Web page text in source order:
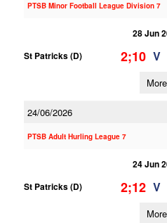
PTSB Minor Football League Division 7
28 Jun
St Patricks (D)
2;10 V
More
24/06/2026
PTSB Adult Hurling League 7
24 Jun
St Patricks (D)
2;12 V
More